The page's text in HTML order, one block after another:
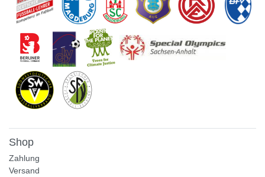
Shop
Zahlung
Versand